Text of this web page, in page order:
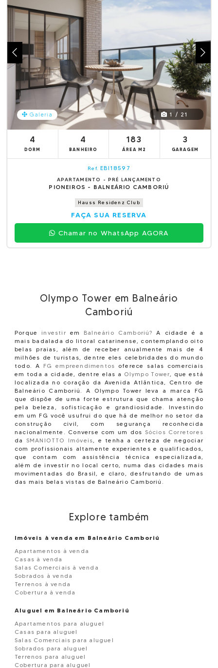
Galeria 1 / 21
4
DORM
4
BANHEIRO
183
ÁREA M2
3
GARAGEM
Ref. EBI18597
APARTAMENTO - PRÉ LANÇAMENTO
PIONEIROS - BALNEÁRIO CAMBORIÚ
Hauss Residenz Club
FAÇA SUA RESERVA
Chamar no WhatsApp AGORA
Olympo Tower em Balneário
Camboriú
Porque investir em Balneário Camboriú? A cidade é a
mais badalada do litoral catarinense, contemplando oito
belas praias, além de receber anualmente mais de 4
milhões de turistas, dentre eles celebridades do mundo
todo. A FG empreendimentos oferece salas comerciais
em toda a cidade, dentre elas a Olympo Tower, que está
localizada no coração da Avenida Atlântica, Centro de
Balneário Camboriú. A Olympo Tower leva a marca FG
que dispõe de uma forte estrutura que chama atenção
pela beleza, sofisticação e grandiosidade. Investindo
em um FG você usufrui do que há de melhor no setor da
construção civil, com segurança reconhecida
nacionalmente. Converse com um dos Sócios Corretores
da SMANIOTTO Imóveis, e tenha a certeza de negociar
com profissionais altamente experientes e qualificados,
que contam com assistência técnica especializada,
além de investir no local certo, numa das cidades mais
movimentadas do Brasil, e claro, desfrutando de umas
das mais belas vistas de Balneário Camboriú.
Explore também
Imóveis à venda em Balneário Camboriú
Apartamentos à venda
Casas à venda
Salas Comerciais à venda
Sobrados à venda
Terrenos à venda
Cobertura à venda
Aluguel em Balneário Camboriú
Apartamentos para aluguel
Casas para aluguel
Salas Comerciais para aluguel
Sobrados para aluguel
Terrenos para aluguel
Cobertura para aluguel